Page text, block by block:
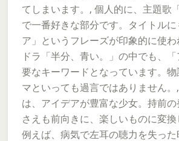
てしまいます。, 個人的に、主題歌
で一番好きな部分です。タイトル
ア」というフレーズが印象的に使
ドラ「半分、青い。」の中でも、
要なキーワードとなっています。
マといっても過言ではありません
は、アイデアが豊富な少女。持前
さえも前向きに、楽しいものに変
例えば、病気で左耳の聴力を失っ